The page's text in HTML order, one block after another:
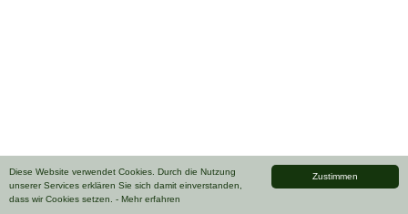
Zustimmen
Diese Website verwendet Cookies. Durch die Nutzung
unserer Services erklären Sie sich damit einverstanden,
dass wir Cookies setzen. - Mehr erfahren